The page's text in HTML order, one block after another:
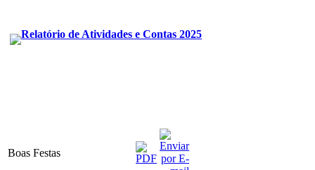
Relatório de Atividades e Contas 2025
Boas Festas